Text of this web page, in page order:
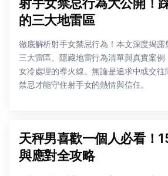
的三大地雷區
徹底解析射手女禁忌行為！本文深度揭露
三大雷區、隱藏地雷行為清單與真實案
女冷處理的導火線。無論是追求中或交往
禁忌才能守住射手女的熱情與信任。
天秤男喜歡一個人必看！
與應對全攻略